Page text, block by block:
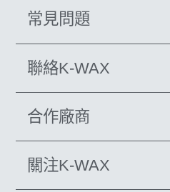
常見問題
聯絡K-WAX
合作廠商
關注K-WAX